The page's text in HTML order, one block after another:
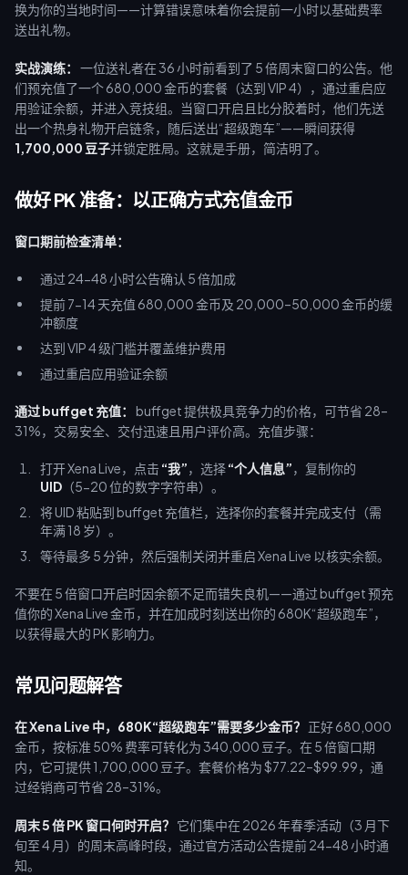
换为你的当地时间——计算错误意味着你会提前一小时以基础费率
送出礼物。
实战演练：
一位送礼者在 36 小时前看到了 5 倍周末窗口的公告。他
们预充值了一个 680,000 金币的套餐（达到 VIP 4），通过重启应
用验证余额，并进入竞技组。当窗口开启且比分胶着时，他们先送
出一个热身礼物开启链条，随后送出“超级跑车”——瞬间获得
1,700,000 豆子并锁定胜局。这就是手册，简洁明了。
做好 PK 准备：以正确方式充值金币
窗口期前检查清单：
通过 24-48 小时公告确认 5 倍加成
提前 7-14 天充值 680,000 金币及 20,000–50,000 金币的缓
冲额度
达到 VIP 4 级门槛并覆盖维护费用
通过重启应用验证余额
通过 buffget 充值：
buffget 提供极具竞争力的价格，可节省 28–
31%，交易安全、交付迅速且用户评价高。充值步骤：
打开 Xena Live，点击 “我”，选择“个人信息”，复制你的
UID （5-20 位的数字字符串）。
将 UID 粘贴到 buffget 充值栏，选择你的套餐并完成支付（需
年满 18 岁）。
等待最多 5 分钟，然后强制关闭并重启 Xena Live 以核实余额。
不要在 5 倍窗口开启时因余额不足而错失良机——通过 buffget 预充
值你的 Xena Live 金币，并在加成时刻送出你的 680K“超级跑车”，
以获得最大的 PK 影响力。
常见问题解答
在 Xena Live 中，680K“超级跑车”需要多少金币？ 正好 680,000
金币，按标准 50% 费率可转化为 340,000 豆子。在 5 倍窗口期
内，它可提供 1,700,000 豆子。套餐价格为 $77.22–$99.99，通
过经销商可节省 28–31%。
周末 5 倍 PK 窗口何时开启？ 它们集中在 2026 年春季活动（3 月下
旬至 4 月）的周末高峰时段，通过官方活动公告提前 24-48 小时通
知。